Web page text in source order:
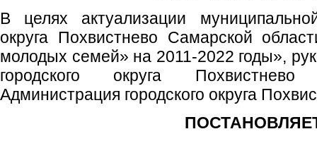
В целях актуализации
округа Похвистнево Самарской
молодых семей» на 2011-2022 годы»,
городского округа
Администрация городского округа